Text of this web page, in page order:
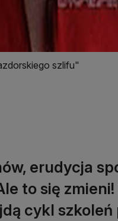
szlifu"
erudycja
to się
cykl